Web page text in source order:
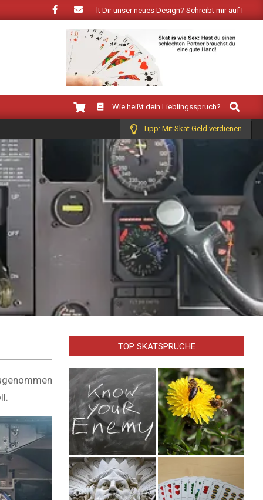
Wie gefällt Dir unser neues Design? Schreibt mir auf Facebook!
Wie heißt dein Lieblingsspruch?
Search
Tipp: Mit Skat Geld verdienen
TOP SKATSPRÜCHE